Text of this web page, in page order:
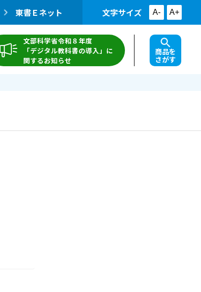
東書Ｅネット 文字サイズ A- A+
文部科学省令和８年度
「デジタル教科書の導入」に
関するお知らせ
商品を
さがす